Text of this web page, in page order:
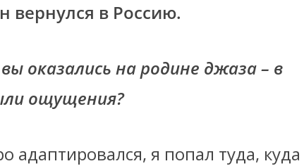
вернулся в Россию.
оказались на родине джаза – в
ощущения?
адаптировался, я попал туда, куда